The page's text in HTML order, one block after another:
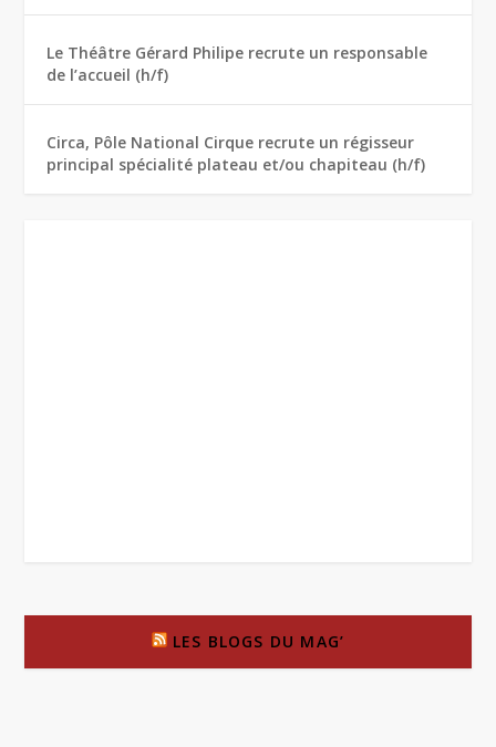
Le Théâtre Gérard Philipe recrute un responsable
de l’accueil (h/f)
Circa, Pôle National Cirque recrute un régisseur
principal spécialité plateau et/ou chapiteau (h/f)
LES BLOGS DU MAG’